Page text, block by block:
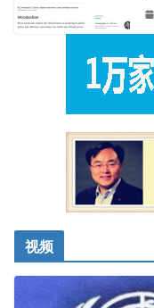
视频